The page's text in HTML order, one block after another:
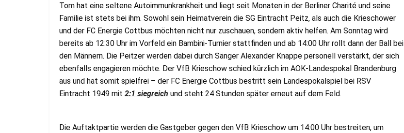
Tom hat eine seltene Autoimmunkrankheit und liegt seit Monaten in der Berliner Charité und seine
Familie ist stets bei ihm. Sowohl sein Heimatverein die SG Eintracht Peitz, als auch die Krieschower
und der FC Energie Cottbus möchten nicht nur zuschauen, sondern aktiv helfen. Am Sonntag wird
bereits ab 12:30 Uhr im Vorfeld ein Bambini-Turnier stattfinden und ab 14:00 Uhr rollt dann der Ball bei
den Männern. Die Peitzer werden dabei durch Sänger Alexander Knappe personell verstärkt, der sich
ebenfalls engagieren möchte. Der VfB Krieschow schied kürzlich im AOK-Landespokal Brandenburg
aus und hat somit spielfrei – der FC Energie Cottbus bestritt sein Landespokalspiel bei RSV
Eintracht 1949 mit 2:1 siegreich und steht 24 Stunden später erneut auf dem Feld.
Die Auftaktpartie werden die Gastgeber gegen den VfB Krieschow um 14:00 Uhr bestreiten, um